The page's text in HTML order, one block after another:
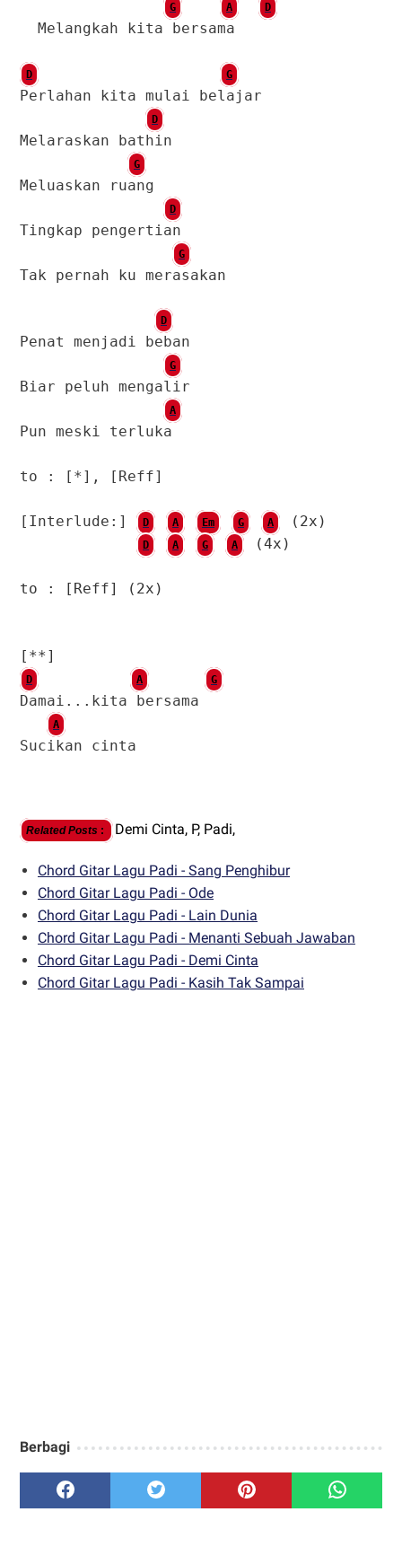
G A D
Melangkah kita bersama
D G
Perlahan kita mulai belajar
D
Melaraskan bathin
G
Meluaskan ruang
D
Tingkap pengertian
G
Tak pernah ku merasakan
D
Penat menjadi beban
G
Biar peluh mengalir
A
Pun meski terluka
to : [*], [Reff]
[Interlude:] D A Em G A (2x)
D A G A (4x)
to : [Reff] (2x)
[**]
D A G
Damai...kita bersama
A
Sucikan cinta
Related Posts : Demi Cinta, P, Padi,
Chord Gitar Lagu Padi - Sang Penghibur
Chord Gitar Lagu Padi - Ode
Chord Gitar Lagu Padi - Lain Dunia
Chord Gitar Lagu Padi - Menanti Sebuah Jawaban
Chord Gitar Lagu Padi - Demi Cinta
Chord Gitar Lagu Padi - Kasih Tak Sampai
Berbagi